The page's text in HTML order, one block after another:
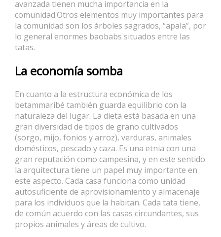
avanzada tienen mucha importancia en la
comunidad.Otros elementos muy importantes para
la comunidad son los árboles sagrados, “apala”, por
lo general enormes baobabs situados entre las
tatas.
La economía somba
En cuanto a la estructura económica de los
betammaribé también guarda equilibrio con la
naturaleza del lugar. La dieta está basada en una
gran diversidad de tipos de grano cultivados
(sorgo, mijo, fonios y arroz), verduras, animales
domésticos, pescado y caza. Es una etnia con una
gran reputación como campesina, y en este sentido
la arquitectura tiene un papel muy importante en
este aspecto. Cada casa funciona como unidad
autosuficiente de aprovisionamiento y almacenaje
para los individuos que la habitan. Cada tata tiene,
de común acuerdo con las casas circundantes, sus
propios animales y áreas de cultivo.